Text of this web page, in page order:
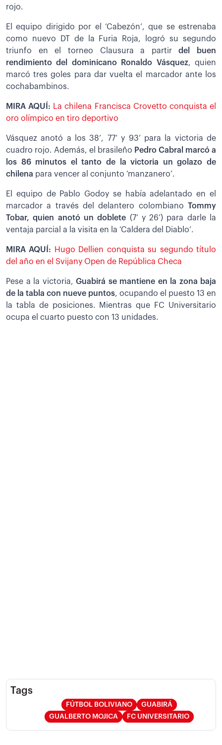
rojo.
El equipo dirigido por el ‘Cabezón’, que se estrenaba
como nuevo DT de la Furia Roja, logró su segundo
triunfo en el torneo Clausura a partirdel buen
rendimiento del dominicano Ronaldo Vásquez, quien
marcó tres goles para dar vuelta el marcador ante los
cochabambinos.
MIRA AQUÍ: La chilena Francisca Crovetto conquista el
oro olímpico en tiro deportivo
Vásquez anotó a los 38’, 77’ y 93’ para la victoria de
cuadro rojo. Además, el brasileño Pedro Cabral marcó a
los 86 minutos el tanto de la victoria un golazo de
chilena para vencer al conjunto ‘manzanero’.
El equipo de Pablo Godoy se había adelantado en el
marcador a través del delantero colombiano Tommy
Tobar, quien anotó un doblete (7’ y 26’) para darle la
ventaja parcial a la visita en la ‘Caldera del Diablo’.
MIRA AQUÍ:
Hugo Dellien conquista su segundo título
del año en el Svijany Open de República Checa
Pese a la victoria, Guabirá se mantiene en la zona baja
de la tabla con nueve puntos, ocupando el puesto 13 en
la tabla de posiciones. Mientras que FC Universitario
ocupa el cuarto puesto con 13 unidades.
Tags
FÚTBOL BOLIVIANO
GUABIRÁ
GUALBERTO MOJICA
FC UNIVERSITARIO